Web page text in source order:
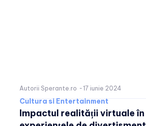
Autorii Sperante.ro - 17 iunie 2024
Cultura si Entertainment
Impactul realității virtuale în